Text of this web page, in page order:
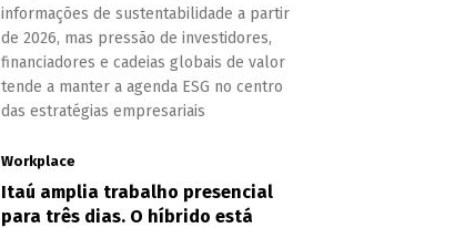
informações de sustentabilidade a partir
de 2026, mas pressão de investidores,
financiadores e cadeias globais de valor
tende a manter a agenda ESG no centro
das estratégias empresariais
Workplace
Itaú amplia trabalho presencial
para três dias. O híbrido está